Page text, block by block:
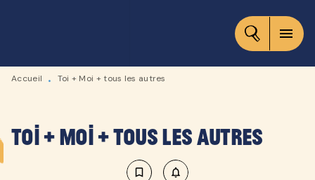
CONTENU
menu
Accueil • Toi + Moi + tous les autres
Toi + Moi + tous les autres
bookmark_border notifications_none_outlined